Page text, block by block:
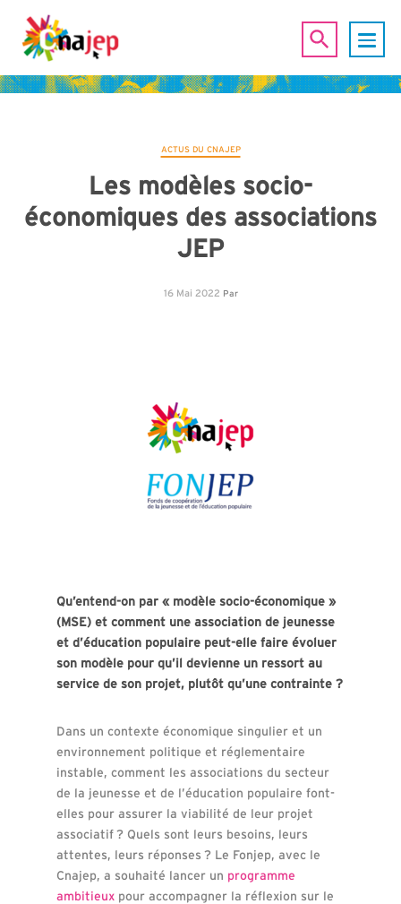
ACTUS DU CNAJEP
Les modèles socio-
économiques des associations
JEP
16 Mai 2022 Par
Qu’entend-on par « modèle socio-économique »
(MSE) et comment une association de jeunesse
et d’éducation populaire peut-elle faire évoluer
son modèle pour qu’il devienne un ressort au
service de son projet, plutôt qu’une contrainte ?
Dans un contexte économique singulier et un
environnement politique et réglementaire
instable, comment les associations du secteur
de la jeunesse et de l’éducation populaire font-
elles pour assurer la viabilité de leur projet
associatif ? Quels sont leurs besoins, leurs
attentes, leurs réponses ? Le Fonjep, avec le
Cnajep, a souhaité lancer un programme
ambitieuxpour accompagner la réflexion sur le